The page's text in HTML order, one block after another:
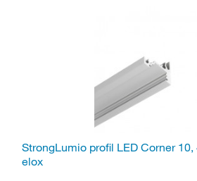
StrongLumio profil LED Corner
elox